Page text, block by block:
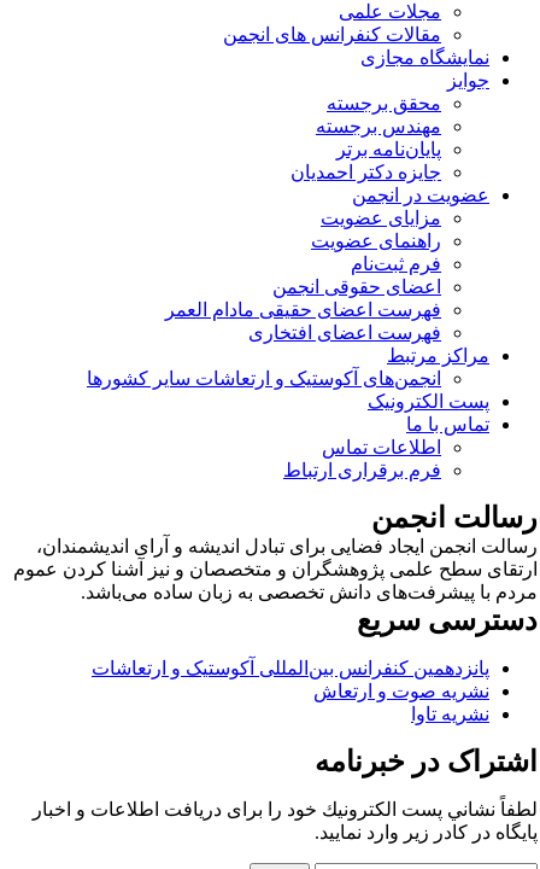
مجلات علمی
مقالات کنفرانس های انجمن
نمایشگاه مجازی
جوایز
محقق برجسته
مهندس برجسته
پایان‌نامه برتر
جایزه دکتر احمدیان
عضویت در انجمن
مزایای عضویت
راهنمای عضویت
فرم ثبت‌نام
اعضای حقوقی انجمن
فهرست اعضای حقیقی مادام‌ العمر
فهرست اعضای افتخاری
مراکز مرتبط
انجمن‌های آکوستیک و ارتعاشات سایر کشورها
پست الکترونیک
تماس با ما
اطلاعات تماس
فرم برقراری ارتباط
انجمن
انجمن ایجاد فضایی برای تبادل اندیشه و آرای اندیشمندان،
سطح علمی پژوهشگران و متخصصان و نیز آشنا کردن عموم
با پیشرفت‌های دانش تخصصی به زبان ساده می‌باشد.
سریع
پانزدهمین کنفرانس بین‌المللی آکوستیک و ارتعاشات
نشریه صوت و ارتعاش
نشریه تاوا
در خبرنامه
نشاني پست الكترونيك خود را برای دريافت اطلاعات و اخبار
در كادر زير وارد نمایید.